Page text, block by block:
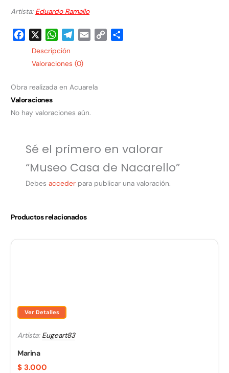
Artista: Eduardo Ramallo
FacebookWhatsApp
Telegram
Email Copy
Descripción
Valoraciones (0)
Obra realizada en Acuarela
Valoraciones
No hay valoraciones aún.
Sé el primero en valorar
“Museo Casa de Nacarello”
Debesacceder para publicar una valoración.
Productos relacionados
Ver Detalles
Artista: Eugeart83
Marina
$ 3.000